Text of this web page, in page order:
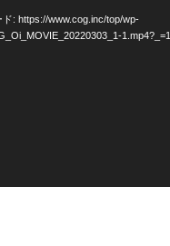
: https://www.cog.inc/top/wp-
1.mp4?_=1